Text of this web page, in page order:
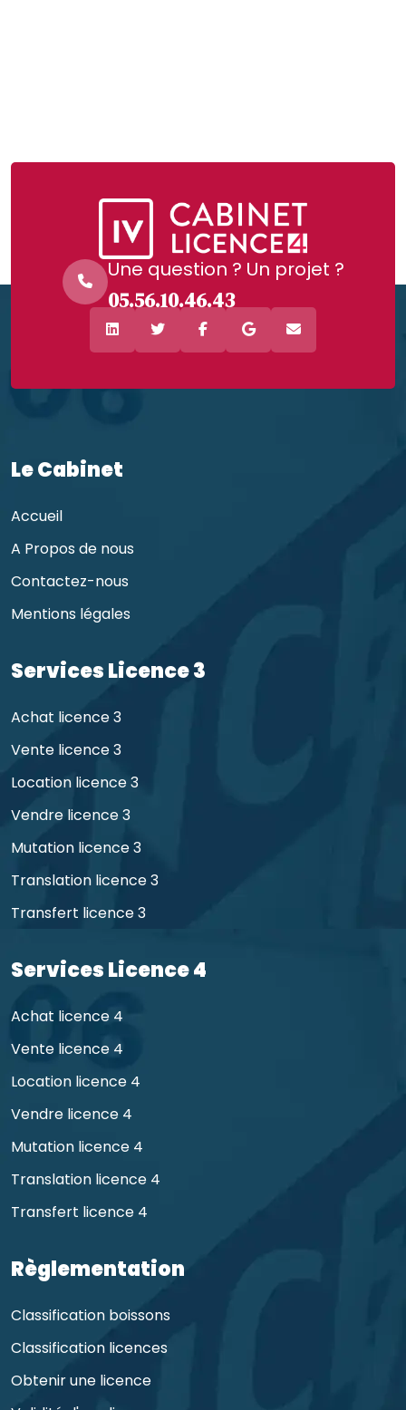
Une question ? Un projet ?
05.56.10.46.43
Le Cabinet
Accueil
A Propos de nous
Contactez-nous
Mentions légales
Services Licence 3
Achat licence 3
Vente licence 3
Location licence 3
Vendre licence 3
Mutation licence 3
Translation licence 3
Transfert licence 3
Services Licence 4
Achat licence 4
Vente licence 4
Location licence 4
Vendre licence 4
Mutation licence 4
Translation licence 4
Transfert licence 4
Règlementation
Classification boissons
Classification licences
Obtenir une licence